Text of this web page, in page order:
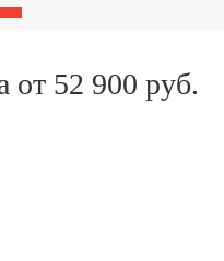
от 52 900 руб.